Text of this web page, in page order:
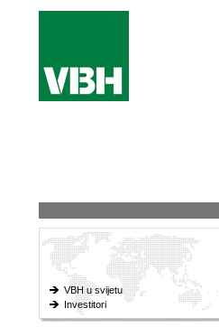
VBH u svijetu
Investitori